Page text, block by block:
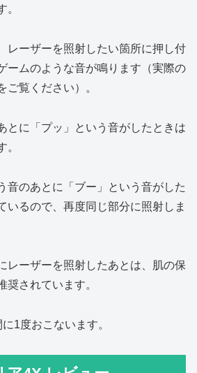
。
レーザーを照射したい箇所に押し付
ームのような音が鳴ります（実際の
ご覧ください）。
とに「プッ」という音がしたときは
。
音のあとに「ブー」という音がした
いるので、再度同じ部分に照射しま
レーザーを照射したあとは、肌の保
奨されています。
1度おこないます。